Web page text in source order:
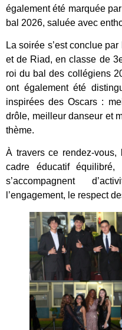
également été marquée
bal 2026, saluée avec
La soirée s’est conclue
et de Riad, en classe de
roi du bal des collégiens
ont également été
inspirées des Oscars :
drôle, meilleur danseur et
thème.
À travers ce rendez-vous,
cadre éducatif équilibré,
s’accompagnent
l’engagement, le respect